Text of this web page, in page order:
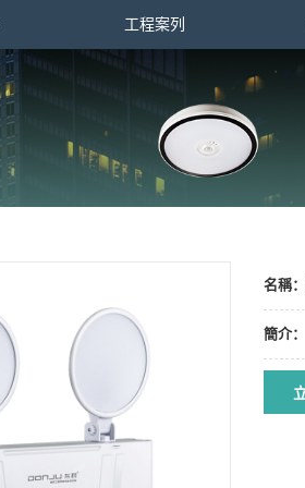
工程案列
名稱：
簡介：